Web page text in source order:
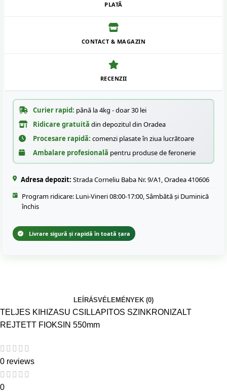
PLATĂ
CONTACT & MAGAZIN
RECENZII
Curier rapid: până la 4kg - doar 30 lei
Ridicare gratuită din depozitul din Oradea
Procesare rapidă: comenzi plasate în ziua lucrătoare
Ambalare profesională pentru produse de feronerie
Adresa depozit: Strada Corneliu Baba Nr. 9/A1, Oradea 410606
Program ridicare: Luni-Vineri 08:00-17:00, Sâmbătă și Duminică
închis
Livrare sigură și rapidă în toată țara
LEÍRÁSVÉLEMÉNYEK (0)
TELJES KIHIZASU CSILLAPITOS SZINKRONIZALT
REJTETT FIOKSIN 550mm
0 reviews
0